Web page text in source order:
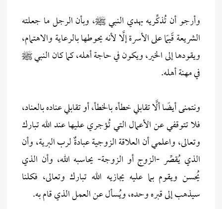
وأرجو أن تُذكِّريه بهدي النبي ﷺ، وبأن الرجل ما جعلته
الشريعة قَيمًا على الأسرة إلَّا لأنه يحوطها بالرعاية والاهتمام،
ويقودها إلى الخير، ويكون في حاجة أهله، كما كان النبي ﷺ
في مهنة أهله.
ونتمنى أيضًا ألَّا تقابلي خطأه بالخطأ، أو تقابلي عناده بالعناد،
فلا تتوقفي عن الأعمال التي تُؤجري عليها عند الله تبارك
وتعالى، واعلمي أن العلاقة الزوجية عبادةٌ لرب البرية، وأن
الذي يُقصِّر -الزوج أو الزوجة- يحاسبه الله، وأن الذي
يُحسن ويقوم بما عليه يجازيه الله تبارك وتعالى، فكلنا
سيذهب إلى قبره وحده، ويُسأل عن العمل الذي قام به.